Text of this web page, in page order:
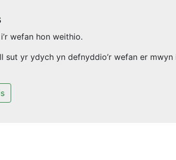
wefan hon weithio.
yr ydych yn defnyddio’r wefan er mwyn